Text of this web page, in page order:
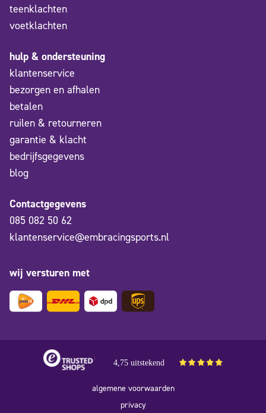
teenklachten
voetklachten
hulp & ondersteuning
klantenservice
bezorgen en afhalen
betalen
ruilen & retourneren
garantie & klacht
bedrijfsgegevens
blog
Contactgegevens
085 082 50 62
klantenservice@embracingsports.nl
wij versturen met
4,75 uitstekend
algemene voorwaarden
privacy